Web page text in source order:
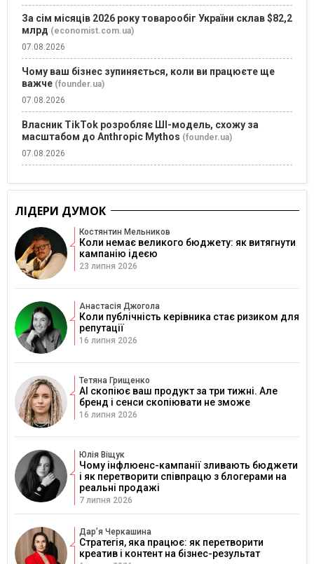
За сім місяців 2026 року товарообіг України склав $82,2
млрд (economist.com.ua)
07.08.2026
Чому ваш бізнес зупиняється, коли ви працюєте ще
важче (founder.ua)
07.08.2026
Власник TikTok розробляє ШІ-модель, схожу за
масштабом до Anthropic Mythos (founder.ua)
07.08.2026
ЛІДЕРИ ДУМОК
Костянтин Мельников
Коли немає великого бюджету: як витягнути
кампанію ідеєю
23 липня 2026
Анастасія Джогола
Коли публічність керівника стає ризиком для
репутації
16 липня 2026
Тетяна Грищенко
AI скопіює ваш продукт за три тижні. Але
бренд і сенси скопіювати не зможе
16 липня 2026
Юлія Віщук
Чому інфлюенс-кампанії зливають бюджети
і як перетворити співпрацю з блогерами на
реальні продажі
7 липня 2026
Дарʼя Черкашина
Стратегія, яка працює: як перетворити
креатив і контент на бізнес-результат